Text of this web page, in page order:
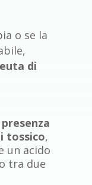
o se la
di
tossico,
un acido
tra due